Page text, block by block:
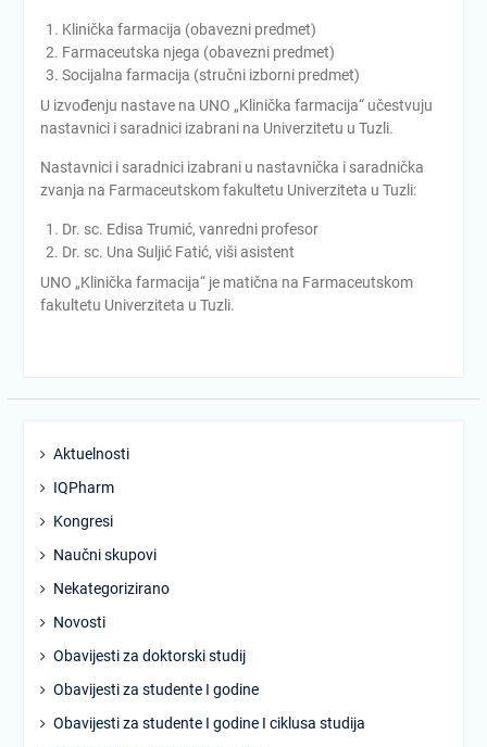
Klinička farmacija (obavezni predmet)
Farmaceutska njega (obavezni predmet)
Socijalna farmacija (stručni izborni predmet)
U izvođenju nastave na UNO „Klinička farmacija“ učestvuju
nastavnici i saradnici izabrani na Univerzitetu u Tuzli.
Nastavnici i saradnici izabrani u nastavnička i saradnička
zvanja na Farmaceutskom fakultetu Univerziteta u Tuzli:
Dr. sc. Edisa Trumić, vanredni profesor
Dr. sc. Una Suljić Fatić, viši asistent
UNO „Klinička farmacija“ je matična na Farmaceutskom
fakultetu Univerziteta u Tuzli.
Aktuelnosti
IQPharm
Kongresi
Naučni skupovi
Nekategorizirano
Novosti
Obavijesti za doktorski studij
Obavijesti za studente I godine
Obavijesti za studente I godine I ciklusa studija